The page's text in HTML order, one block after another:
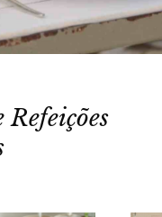
Refeições